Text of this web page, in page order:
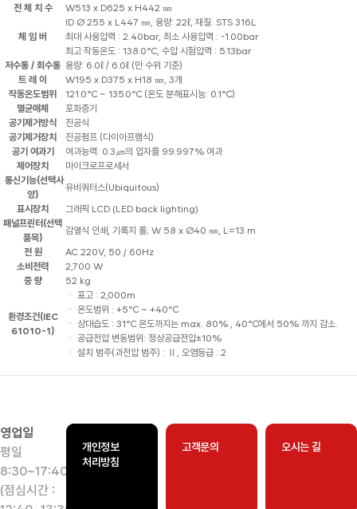
전 체 치 수
W513 x D625 x H442 ㎜
체 임 버
ID Ø 255 x L447 ㎜, 용량: 22ℓ, 재질: STS 316L
최대 사용압력 : 2.40bar, 최소 사용압력 : -1.00bar
최고 작동온도 : 138.0℃, 수압 시험압력 : 5.13bar
저수통 / 회수통 용량: 6.0ℓ / 6.0ℓ (만 수위 기준)
트 레 이
W195 x D375 x H18 ㎜, 3개
작동온도범위
121.0℃ ~ 135.0℃ (온도 분해표시능: 0.1℃)
멸균매체
포화증기
공기제거방식
진공식
공기제거장치
진공펌프 (다이아프램식)
공기 여과기
여과능력: 0.3㎛의 입자를 99.997% 여과
제어장치
마이크로프로세서
통신기능(선택사
양)
유비쿼터스(Ubiquitous)
표시장치
그래픽 LCD (LED back lighting)
패널프린터(선택
품목)
감열식 인쇄, 기록지 롤; W 58 x Ø40 ㎜, L=13 m
전 원
AC 220V, 50 / 60Hz
소비전력
2,700 W
중 량
52 kg
환경조건(IEC
61010-1)
ㆍ 표고 : 2,000m
ㆍ 온도범위 : +5℃ ~ +40℃
ㆍ 상대습도 : 31℃ 온도까지는 max. 80% , 40℃에서 50% 까지 감소.
ㆍ 공급전압 변동범위: 정상공급전압±10%
ㆍ 설치 범주(과전압 범주) : Ⅱ, 오염등급 : 2
영업일
평일
8:30~17:40
(점심시간 :
개인정보
처리방침
고객문의 오시는 길